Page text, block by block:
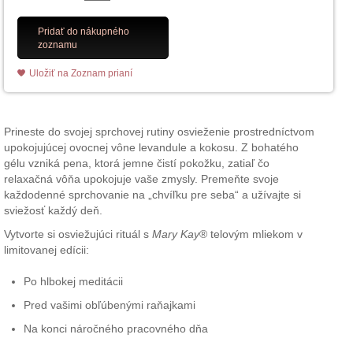
Pridať do nákupného
zoznamu
Uložiť na Zoznam prianí
Prineste do svojej sprchovej rutiny osvieženie prostredníctvom
upokojujúcej ovocnej vône levandule a kokosu. Z bohatého
gélu vzniká pena, ktorá jemne čistí pokožku, zatiaľ čo
relaxačná vôňa upokojuje vaše zmysly. Premeňte svoje
každodenné sprchovanie na „chvíľku pre seba“ a užívajte si
sviežosť každý deň.
Vytvorte si osviežujúci rituál s Mary Kay® telovým mliekom v
limitovanej edícii:
Po hlbokej meditácii
Pred vašimi obľúbenými raňajkami
Na konci náročného pracovného dňa